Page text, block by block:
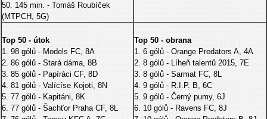
50. 145 min. - Tomáš Roubíček
(MTPCH, 5G)
Top 50 - útok
1. 98 gólů - Models FC, 8A
2. 86 gólů - Stará dáma, 8B
3. 85 gólů - Papíráci CF, 8D
4. 81 gólů - Valícíse Kojoti, 8N
5. 77 gólů - Kapitáni, 8K
6. 77 gólů - Šachťor Praha CF, 8L
Top 50 - obrana
1. 6 gólů - Orange Predators A, 4A
2. 8 gólů - Líheň talentů 2015, 7E
3. 8 gólů - Sarmat FC, 8L
4. 9 gólů - R.I.P. B, 6C
5. 9 gólů - Černý pumy, 6J
6. 10 gólů - Ravens FC, 8J